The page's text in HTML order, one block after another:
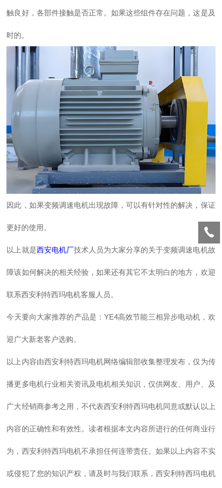
触良好，各部件接触是否正常。如果这些组件存在问题，这是及
时的。
因此，如果变频调速电机出现故障，可以有针对性的解决，保证
更好的使用。
以上就是西安电机厂技术人员为大家分享的关于变频调速电机故
障该如何解决的相关经验，如果还有其它不太明白的地方，欢迎
联系西安利特西玛电机客服人员。
今天要向大家推荐的产品是：YE4高效节能三相异步电动机，欢
迎广大新老客户选购。
以上内容由西安利特西玛电机网络编辑部收集整理发布，仅为传
播更多电机行业相关资讯及电机相关知识，仅供网友、用户、及
广大经销商参考之用，不代表西安利特西玛电机同意或默认以上
内容的正确性和有效性。读者根据本文内容所进行的任何商业行
为，西安利特西玛电机不承担任何连带责任。如果以上内容不实
或侵犯了您的知识产权，请及时与我们联系，西安利特西玛电机